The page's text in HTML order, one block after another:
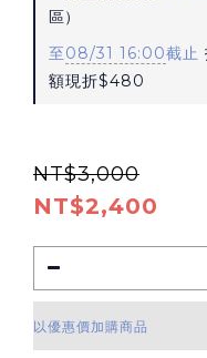
區）
至08/31 16:00截止
額現折$480
NT$2,400
NT$3,000
以優惠價加購商品